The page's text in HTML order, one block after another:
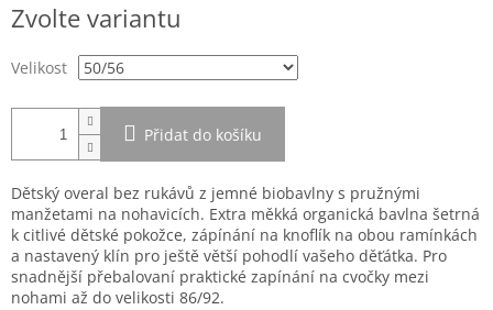
cena:
Zvolte variantu
Velikost
Přidat do košíku
Dětský overal bez rukávů z jemné biobavlny s pružnými
manžetami na nohavicích. Extra měkká organická bavlna šetrná
k citlivé dětské pokožce, zápínání na knoflík na obou ramínkách
a nastavený klín pro ještě větší pohodlí vašeho děťátka. Pro
snadnější přebalovaní praktické zapínání na cvočky mezi
nohami až do velikosti 86/92.